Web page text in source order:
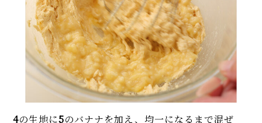
4の生地に5のバナナを加え、均一になるまで混ぜ